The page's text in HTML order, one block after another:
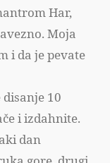
Har,
Moja
i da je pevate
10
i izdahnite.
dan